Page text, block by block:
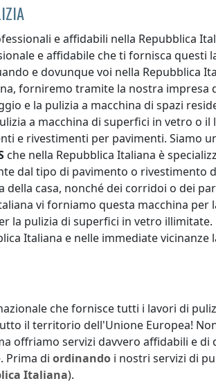
e affidabili nella Repubblica
e affidabile che ti fornisca questi
e dovunque voi nella Repubblica
, forniremo tramite la nostra impresa
e la pulizia a macchina di spazi
a macchina di superfici in vetro o il
e rivestimenti per pavimenti. Siamo
che nella Repubblica Italiana è
dal tipo di pavimento o rivestimento
della casa, nonché dei corridoi o dei
vi forniamo questa macchina per
la pulizia di superfici in vetro illimitate.
Italiana e nelle immediate vicinanze
che fornisce tutti i lavori di
il territorio dell'Unione Europea!
offriamo servizi davvero affidabili e di
Prima di ordinando i nostri servizi di
Italiana).